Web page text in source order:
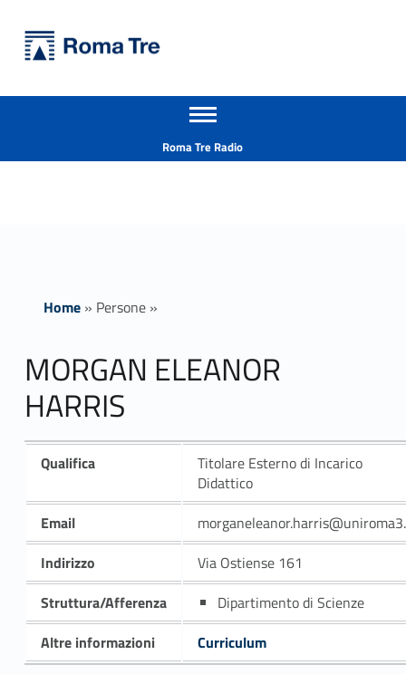
MORGAN ELEANOR HARRIS ricerca - Università Roma Tre
Apri il menu secondario
Roma Tre Radio
Home» Persone»
MORGAN ELEANOR
HARRIS
Qualifica
Titolare Esterno di Incarico
Didattico
Email
Indirizzo
Via Ostiense 161
Struttura/Afferenza
Dipartimento di Scienze
Altre informazioni
Curriculum